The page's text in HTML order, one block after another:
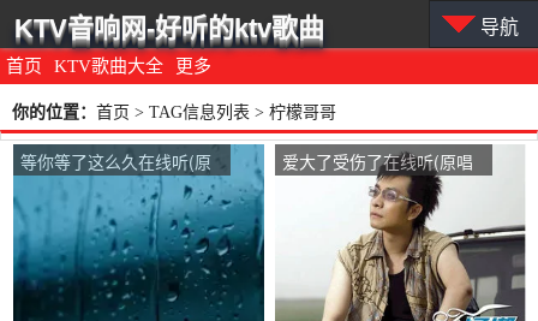
首页 KTV歌曲大全 更多
KTV音响网-好听的ktv歌曲 导航
你的位置： 首页 > TAG信息列表 > 柠檬哥哥
等你等了这么久在线听(原
唱是祁隆)，柠檬哥哥演唱
点播:38次
爱大了受伤了在线听(原唱
是汤潮)，柠檬哥哥演唱点